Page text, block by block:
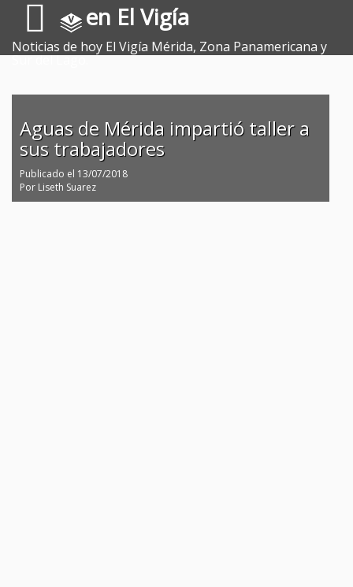
en El Vigía
Noticias de hoy El Vigía Mérida, Zona Panamericana y
Sur del Lago.
Aguas de Mérida impartió taller a
sus trabajadores
Publicado el 13/07/2018
Por Liseth Suarez